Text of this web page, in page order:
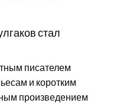
стал
писателем
и коротким
произведением